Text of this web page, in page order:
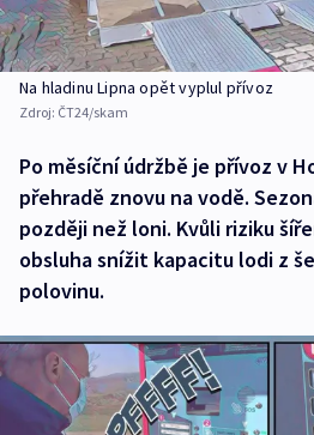
Na hladinu Lipna opět vyplul přívoz
Zdroj: ČT24/skam
Po měsíční údržbě je přívoz v
přehradě znovu na vodě.
později než loni. Kvůli riziku
obsluha snížit kapacitu lodi z
polovinu.